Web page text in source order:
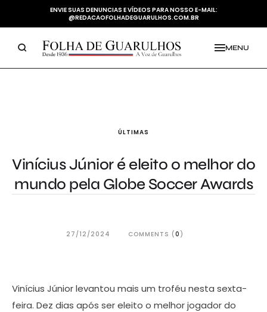
ENVIE SUAS DENUNCIAS E VÍDEOS PARA NOSSO E-MAIL:
@REDACAOFOLHADEGUARULHOS.COM.BR
MENU
ÚLTIMAS
Vinícius Júnior é eleito o melhor do
mundo pela Globe Soccer Awards
27/12/2024 COMMENTS (0 )
Vinícius Júnior levantou mais um troféu nesta sexta-
feira. Dez dias após ser eleito o melhor jogador do